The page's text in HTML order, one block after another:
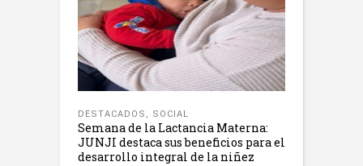
DESTACADOS , SOCIAL
Semana de la Lactancia Materna:
JUNJI destaca sus beneficios para el
desarrollo integral de la niñez